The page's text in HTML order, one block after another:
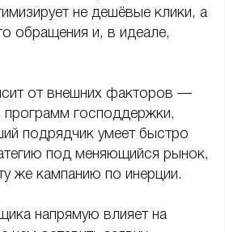
не дешёвые клики, а
обращения и, в идеале,
от внешних факторов —
программ господдержки,
подрядчик умеет быстро
под меняющийся рынок,
же кампанию по инерции.
напрямую влияет на